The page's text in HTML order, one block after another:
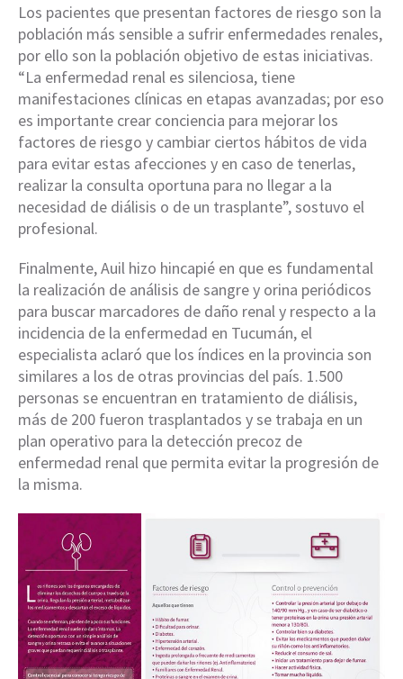
Los pacientes que presentan factores de riesgo son la
población más sensible a sufrir enfermedades renales,
por ello son la población objetivo de estas iniciativas.
“La enfermedad renal es silenciosa, tiene
manifestaciones clínicas en etapas avanzadas; por eso
es importante crear conciencia para mejorar los
factores de riesgo y cambiar ciertos hábitos de vida
para evitar estas afecciones y en caso de tenerlas,
realizar la consulta oportuna para no llegar a la
necesidad de diálisis o de un trasplante”, sostuvo el
profesional.
Finalmente, Auil hizo hincapié en que es fundamental
la realización de análisis de sangre y orina periódicos
para buscar marcadores de daño renal y respecto a la
incidencia de la enfermedad en Tucumán, el
especialista aclaró que los índices en la provincia son
similares a los de otras provincias del país. 1.500
personas se encuentran en tratamiento de diálisis,
más de 200 fueron trasplantados y se trabaja en un
plan operativo para la detección precoz de
enfermedad renal que permita evitar la progresión de
la misma.